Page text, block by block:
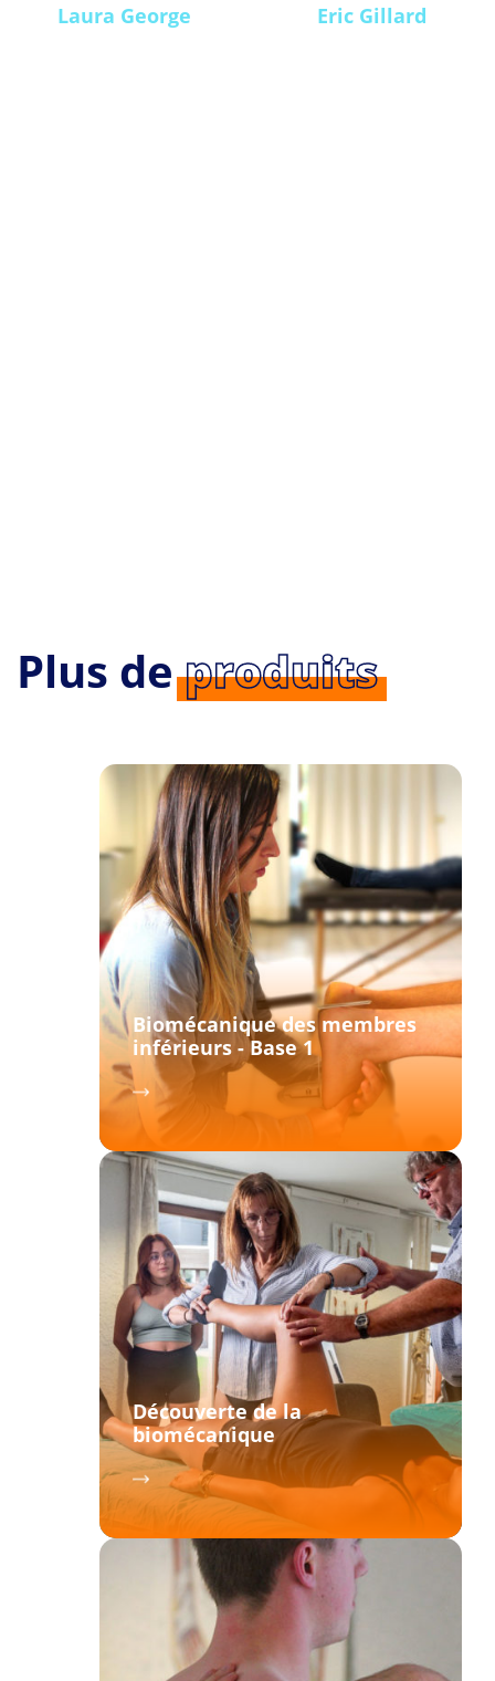
Laura George Eric Gillard
Plus deproduits
Biomécanique des membres
inférieurs - Base 1
Découverte de la
biomécanique